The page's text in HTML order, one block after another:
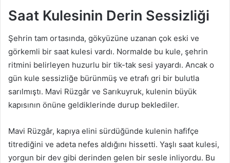
Saat Kulesinin Derin Sessizliği
Şehrin tam ortasında, gökyüzüne uzanan çok eski ve
görkemli bir saat kulesi vardı. Normalde bu kule, şehrin
ritmini belirleyen huzurlu bir tik-tak sesi yayardı. Ancak o
gün kule sessizliğe bürünmüş ve etrafı gri bir bulutla
sarılmıştı. Mavi Rüzgâr ve Sarıkuyruk, kulenin büyük
kapısının önüne geldiklerinde durup beklediler.
Mavi Rüzgâr, kapıya elini sürdüğünde kulenin hafifçe
titrediğini ve adeta nefes aldığını hissetti. Yaşlı saat kulesi,
yorgun bir dev gibi derinden gelen bir sesle inliyordu. Bu